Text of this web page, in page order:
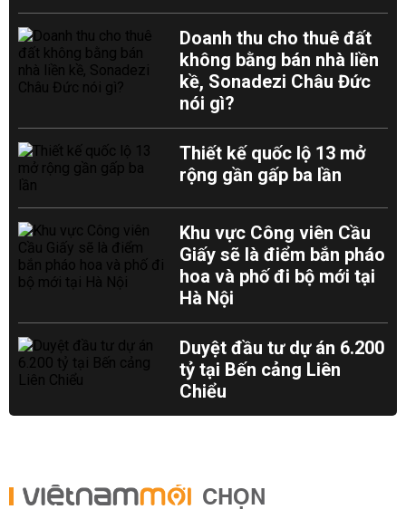
Doanh thu cho thuê đất
không bằng bán nhà liền
kề, Sonadezi Châu Đức
nói gì?
Thiết kế quốc lộ 13 mở
rộng gần gấp ba lần
Khu vực Công viên Cầu
Giấy sẽ là điểm bắn pháo
hoa và phố đi bộ mới tại
Hà Nội
Duyệt đầu tư dự án 6.200
tỷ tại Bến cảng Liên
Chiểu
CHỌN